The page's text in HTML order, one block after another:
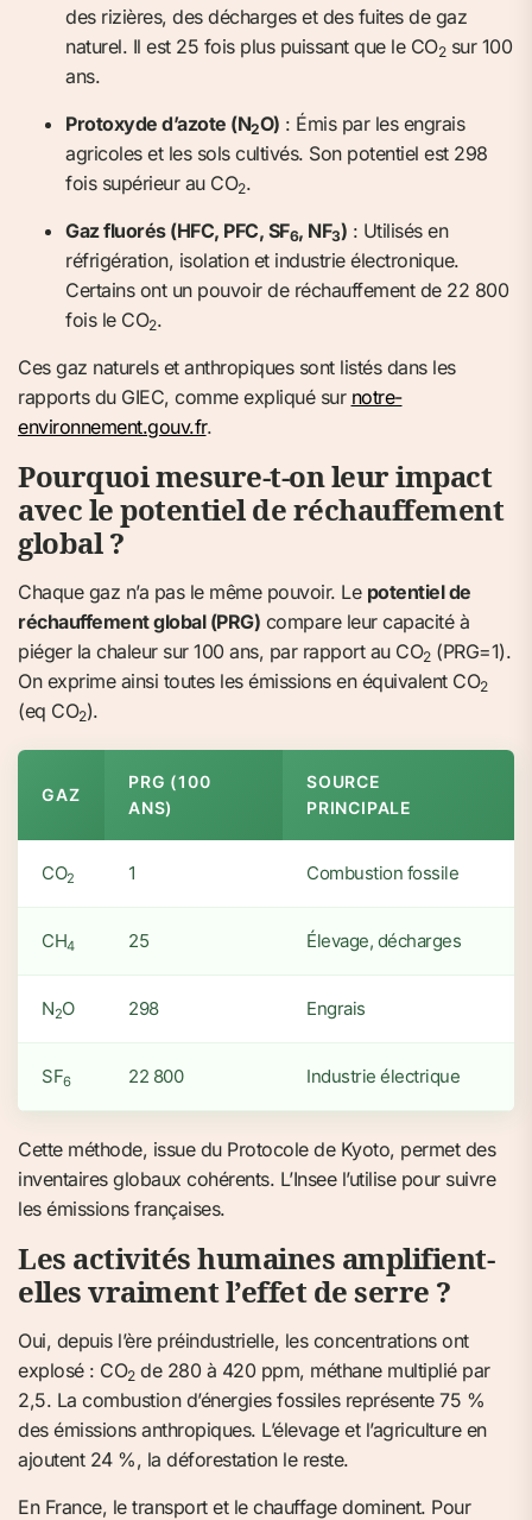
des rizières, des décharges et des fuites de gaz
naturel. Il est 25 fois plus puissant que le CO2sur 100
ans.
Protoxyde d’azote (N2O) : Émis par les engrais
agricoles et les sols cultivés. Son potentiel est 298
fois supérieur au CO2.
Gaz fluorés (HFC, PFC, SF6, NF3) : Utilisés en
réfrigération, isolation et industrie électronique.
Certains ont un pouvoir de réchauffement de 22 800
fois le CO2.
Ces gaz naturels et anthropiques sont listés dans les
rapports du GIEC, comme expliqué sur notre-
environnement.gouv.fr.
Pourquoi mesure-t-on leur impact
avec le potentiel de réchauffement
global ?
Chaque gaz n’a pas le même pouvoir. Le potentiel de
réchauffement global (PRG) compare leur capacité à
piéger la chaleur sur 100 ans, par rapport au CO2(PRG=1).
On exprime ainsi toutes les émissions en équivalent CO2
(eq CO2).
GAZ
PRG (100
ANS)
SOURCE
PRINCIPALE
CO2 1 Combustion fossile
CH4 25 Élevage, décharges
N2O 298 Engrais
SF6 22 800 Industrie électrique
Cette méthode, issue du Protocole de Kyoto, permet des
inventaires globaux cohérents. L’Insee l’utilise pour suivre
les émissions françaises.
Les activités humaines amplifient-
elles vraiment l’effet de serre ?
Oui, depuis l’ère préindustrielle, les concentrations ont
explosé : CO2de 280 à 420 ppm, méthane multiplié par
2,5. La combustion d’énergies fossiles représente 75 %
des émissions anthropiques. L’élevage et l’agriculture en
ajoutent 24 %, la déforestation le reste.
En France, le transport et le chauffage dominent. Pour